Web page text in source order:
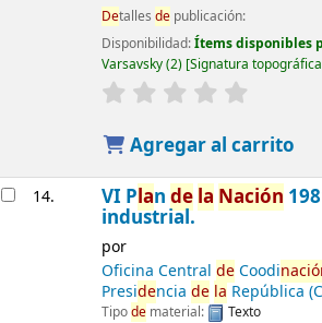
Detalles depublicación:
Disponibilidad:Ítems disponibles
Varsavsky(2) Signatura
Agregar al carrito
14. VI Plan de la Nación
industrial.
por
Oficina Central deCoodi
Presidencia de la República
Tipodematerial:
Texto